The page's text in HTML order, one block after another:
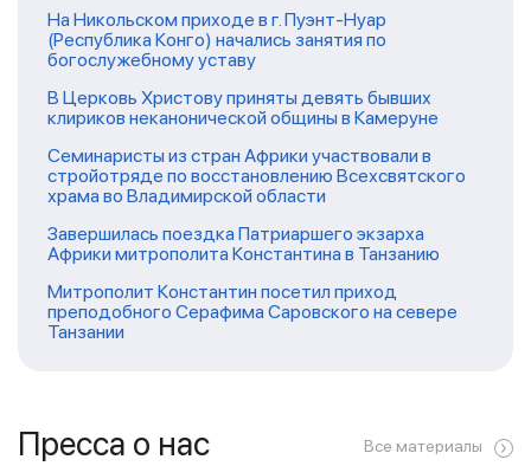
На Никольском приходе в г. Пуэнт-Нуар
(Республика Конго) начались занятия по
богослужебному уставу
В Церковь Христову приняты девять бывших
клириков неканонической общины в Камеруне
Семинаристы из стран Африки участвовали в
стройотряде по восстановлению Всехсвятского
храма во Владимирской области
Завершилась поездка Патриаршего экзарха
Африки митрополита Константина в Танзанию
Митрополит Константин посетил приход
преподобного Серафима Саровского на севере
Танзании
Пресса о нас Все материалы